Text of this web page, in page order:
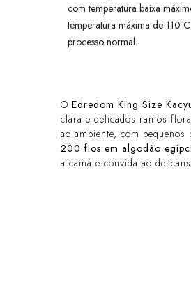
com temperatura baixa
temperatura máxima de
processo normal.
O Edredom King Size
clara e delicados ramos
ao ambiente, com
200 fios em algodão
a cama e convida ao